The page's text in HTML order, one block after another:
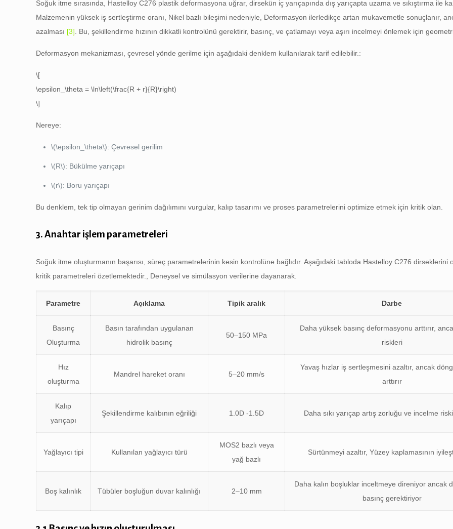
Soğuk itme sırasında, Hastelloy C276 plastik deformasyona uğrar, dirsekün iç yarıçapında dış yarıçapta uzama ve sıkıştırma ile
Malzemenin yüksek iş sertleştirme oranı, Nikel bazlı bileşimi nedeniyle, Deformasyon ilerledikçe artan mukavemetle sonuçlanır,
azalması [3]. Bu, şekillendirme hızının dikkatli kontrolünü gerektirir, basınç, ve çatlamayı veya aşırı incelmeyi önlemek için
Deformasyon mekanizması, çevresel yönde gerilme için aşağıdaki denklem kullanılarak tarif edilebilir.:
\[
\epsilon_\theta = \ln\left(\frac{R + r}{R}\right)
\]
Nereye:
\(\epsilon_\theta\): Çevresel gerilim
\(R\): Bükülme yarıçapı
\(r\): Boru yarıçapı
Bu denklem, tek tip olmayan gerinim dağılımını vurgular, kalıp tasarımı ve proses parametrelerini optimize etmek için kritik olan.
3. Anahtar işlem parametreleri
Soğuk itme oluşturmanın başarısı, süreç parametrelerinin kesin kontrolüne bağlıdır. Aşağıdaki tabloda Hastelloy C276 dirseklerini
kritik parametreleri özetlemektedir., Deneysel ve simülasyon verilerine dayanarak.
Parametre Açıklama Tipik aralık Darbe
Basınç
Oluşturma
Basın tarafından uygulanan
hidrolik basınç
50–150 MPa
Daha yüksek basınç deformasyonu arttırır,
riskleri
Hız
oluşturma
Mandrel hareket oranı 5–20 mm/s
Yavaş hızlar iş sertleşmesini azaltır, ancak
arttırır
Kalıp
yarıçapı
Şekillendirme kalıbının eğriliği 1.0D -1.5D Daha sıkı yarıçap artış zorluğu ve incelme
Yağlayıcı tipi Kullanılan yağlayıcı türü
MOS2 bazlı veya
yağ bazlı
Sürtünmeyi azaltır, Yüzey kaplamasının
Boş kalınlık Tübüler boşluğun duvar kalınlığı 2–10 mm
Daha kalın boşluklar inceltmeye direniyor ancak
basınç gerektiriyor